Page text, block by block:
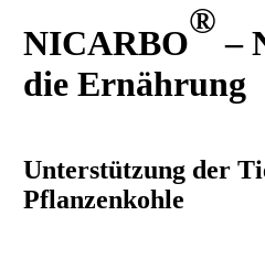
NICARBO
®
–
die Ernährung
Unterstützung der
Pflanzenkohle